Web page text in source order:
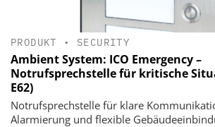
PRODUKT • SECURITY
Ambient System: ICO Emergency –
Notrufsprechstelle für kritische
E62)
Notrufsprechstelle für klare
Alarmierung und flexible